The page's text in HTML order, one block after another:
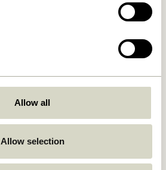
Allow all
Allow selection
Heritage Étagère Large